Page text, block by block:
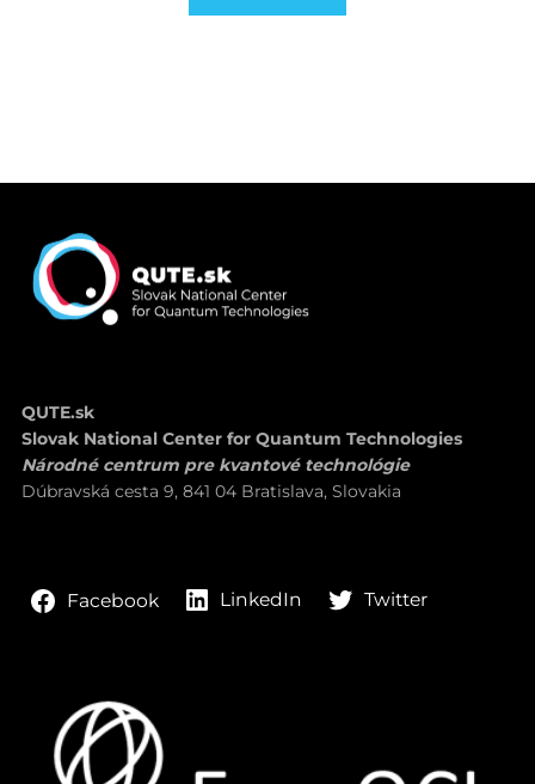
QUTE.sk
Slovak National Center for Quantum Technologies
Národné centrum pre kvantové technológie
Dúbravská cesta 9, 841 04 Bratislava, Slovakia
Facebook LinkedIn Twitter